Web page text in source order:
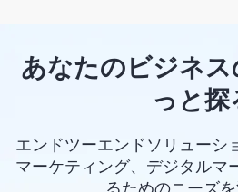
あなたのビジネス
っと探
エンドツーエンドソリューシ
マーケティング、デジタルマ